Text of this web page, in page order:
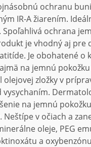
ochranu
IR-A žiarením.
ochrana
je vhodný aj pre
Je obohatené o
na jemnú
olejovej zložky v
na jemnú
v očiach a
oleje, PEG
a